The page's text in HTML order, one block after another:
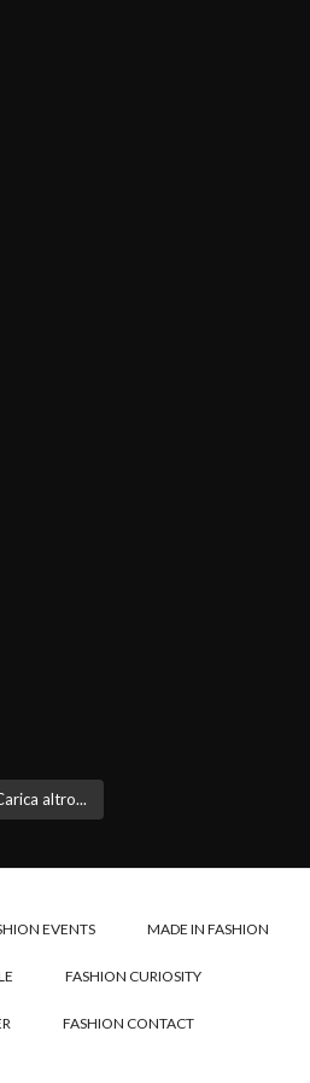
altro...
EVENTS MADE IN FASHION
FASHION CURIOSITY
FASHION CONTACT